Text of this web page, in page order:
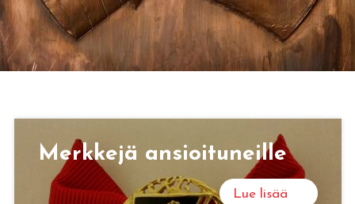
Merk­ke­jä an­sioi­tu­neil­le
Lue lisää